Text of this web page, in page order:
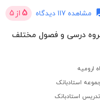
مشاهده 117 دیدگاه 5 از 5
ارومیه
استادبانک
استادبانک